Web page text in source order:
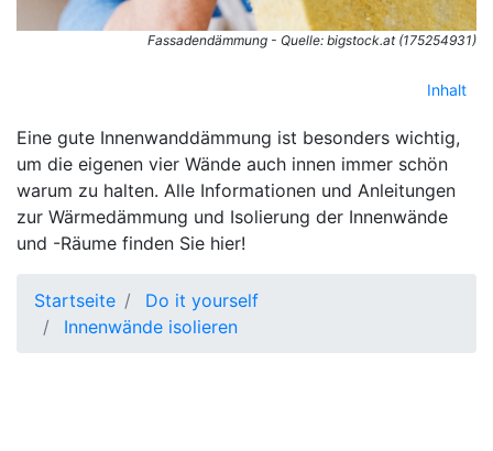
Fassadendämmung - Quelle: bigstock.at (175254931)
Inhalt
Eine gute Innenwanddämmung ist besonders wichtig,
um die eigenen vier Wände auch innen immer schön
warum zu halten. Alle Informationen und Anleitungen
zur Wärmedämmung und Isolierung der Innenwände
und -Räume finden Sie hier!
Startseite
Do it yourself
Innenwände isolieren